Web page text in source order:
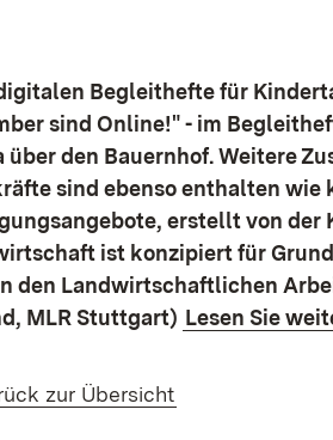
Begleithefte für
sind Online!" - im
über den Bauernhof. Weitere
sind ebenso enthalten
erstellt von
ist konzipiert für
den Landwirtschaftlichen
MLR Stuttgart) Lesen Sie
zur Übersicht